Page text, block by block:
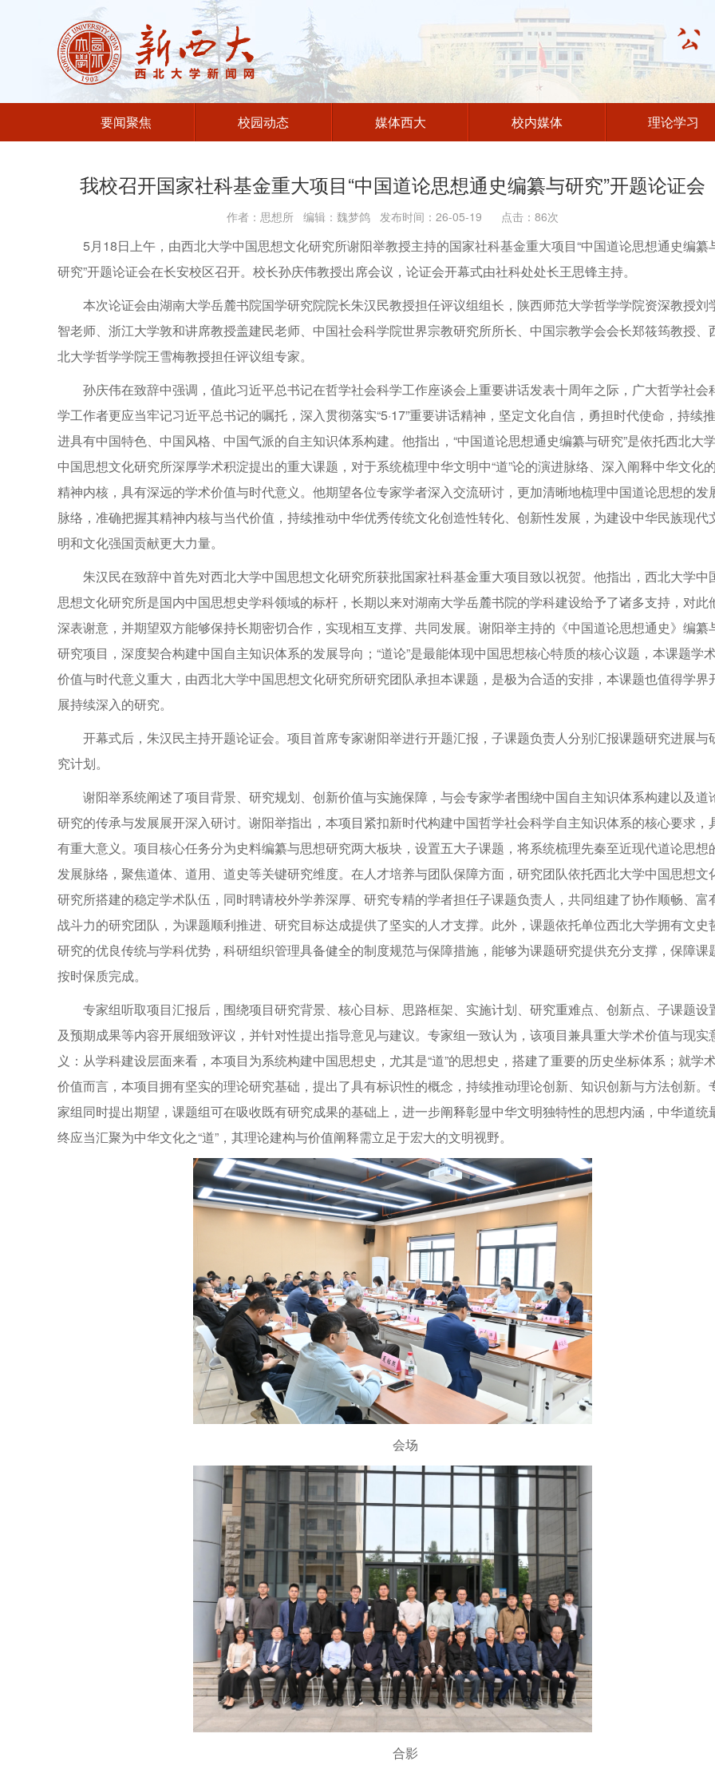
要闻聚焦 校园动态 媒体西大 校内媒体 理论学习
我校召开国家社科基金重大项目“中国道论思想通史编纂与研究”开题论证会
作者：思想所 编辑：魏梦鸽 发布时间：26-05-19 点击： 86次
5月18日上午，由西北大学中国思想文化研究所谢阳举教授主持的国家社科基金重大项目“中国道论思想通史编纂
研究”开题论证会在长安校区召开。校长孙庆伟教授出席会议，论证会开幕式由社科处处长王思锋主持。
本次论证会由湖南大学岳麓书院国学研究院院长朱汉民教授担任评议组组长，陕西师范大学哲学学院资深教授刘
智老师、浙江大学敦和讲席教授盖建民老师、中国社会科学院世界宗教研究所所长、中国宗教学会会长郑筱筠教授、
北大学哲学学院王雪梅教授担任评议组专家。
孙庆伟在致辞中强调，值此习近平总书记在哲学社会科学工作座谈会上重要讲话发表十周年之际，广大哲学社会
学工作者更应当牢记习近平总书记的嘱托，深入贯彻落实“5·17”重要讲话精神，坚定文化自信，勇担时代使命，持续推
进具有中国特色、中国风格、中国气派的自主知识体系构建。他指出，“中国道论思想通史编纂与研究”是依托西北大
中国思想文化研究所深厚学术积淀提出的重大课题，对于系统梳理中华文明中“道”论的演进脉络、深入阐释中华文化
精神内核，具有深远的学术价值与时代意义。他期望各位专家学者深入交流研讨，更加清晰地梳理中国道论思想的发
脉络，准确把握其精神内核与当代价值，持续推动中华优秀传统文化创造性转化、创新性发展，为建设中华民族现代
明和文化强国贡献更大力量。
朱汉民在致辞中首先对西北大学中国思想文化研究所获批国家社科基金重大项目致以祝贺。他指出，西北大学中
思想文化研究所是国内中国思想史学科领域的标杆，长期以来对湖南大学岳麓书院的学科建设给予了诸多支持，对此
深表谢意，并期望双方能够保持长期密切合作，实现相互支撑、共同发展。谢阳举主持的《中国道论思想通史》编纂
研究项目，深度契合构建中国自主知识体系的发展导向；“道论”是最能体现中国思想核心特质的核心议题，本课题学
价值与时代意义重大，由西北大学中国思想文化研究所研究团队承担本课题，是极为合适的安排，本课题也值得学界
展持续深入的研究。
开幕式后，朱汉民主持开题论证会。项目首席专家谢阳举进行开题汇报，子课题负责人分别汇报课题研究进展与
究计划。
谢阳举系统阐述了项目背景、研究规划、创新价值与实施保障，与会专家学者围绕中国自主知识体系构建以及道
研究的传承与发展展开深入研讨。谢阳举指出，本项目紧扣新时代构建中国哲学社会科学自主知识体系的核心要求，
有重大意义。项目核心任务分为史料编纂与思想研究两大板块，设置五大子课题，将系统梳理先秦至近现代道论思想
发展脉络，聚焦道体、道用、道史等关键研究维度。在人才培养与团队保障方面，研究团队依托西北大学中国思想文
研究所搭建的稳定学术队伍，同时聘请校外学养深厚、研究专精的学者担任子课题负责人，共同组建了协作顺畅、富
战斗力的研究团队，为课题顺利推进、研究目标达成提供了坚实的人才支撑。此外，课题依托单位西北大学拥有文史
研究的优良传统与学科优势，科研组织管理具备健全的制度规范与保障措施，能够为课题研究提供充分支撑，保障课
按时保质完成。
专家组听取项目汇报后，围绕项目研究背景、核心目标、思路框架、实施计划、研究重难点、创新点、子课题设
及预期成果等内容开展细致评议，并针对性提出指导意见与建议。专家组一致认为，该项目兼具重大学术价值与现实
义：从学科建设层面来看，本项目为系统构建中国思想史，尤其是“道”的思想史，搭建了重要的历史坐标体系；就学
价值而言，本项目拥有坚实的理论研究基础，提出了具有标识性的概念，持续推动理论创新、知识创新与方法创新。
家组同时提出期望，课题组可在吸收既有研究成果的基础上，进一步阐释彰显中华文明独特性的思想内涵，中华道统
终应当汇聚为中华文化之“道”，其理论建构与价值阐释需立足于宏大的文明视野。
会场
合影